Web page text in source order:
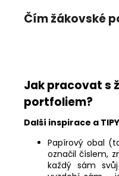
Čím žákovské
Jak pracovat s
portfoliem?
Další inspirace a
Papírový obal
označil číslem,
každý sám